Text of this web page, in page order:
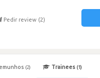
Pedir review (2)
(2) Trainees (1)